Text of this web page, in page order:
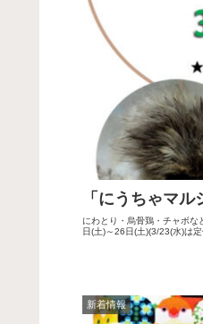
「にうちゃマル
にわとり・烏骨鶏・チャボ
日(土)～26日(土)(3/23(水)は
新着情報